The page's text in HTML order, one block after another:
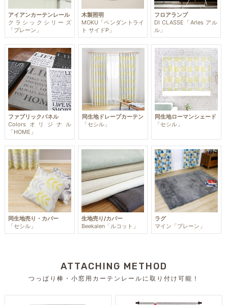
アイアンカーテンレール
クラシックシリーズ
「プレーン」
木製照明
MOKU「ペンダントライ
ト サイドP」
フロアランプ
DI CLASSE「Arles アル
ル」
ファブリックパネル
Colorsオリジナル
「HOME」
同生地ドレープカーテン
「セシル」
同生地ローマンシェード
「セシル」
同生地売り・カバー
「セシル」
生地売り/カバー
Beekalen「ルコット」
ラグ
マイン「プレーン」
ATTACHING METHOD
つっぱり棒・小窓用カーテンレールに取り付け可能！